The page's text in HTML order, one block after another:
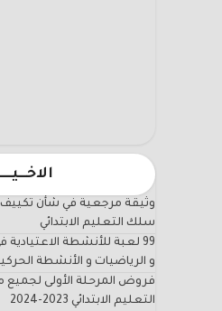
وثيقة مرجعية في شأن تكييف
سلك التعليم الابتدائي
99 لعبة للأنشطة
و الرياضيات و الأنشطة
فروض المرحلة الأولى لجميع
التعليم الابتدائي 2023-2024